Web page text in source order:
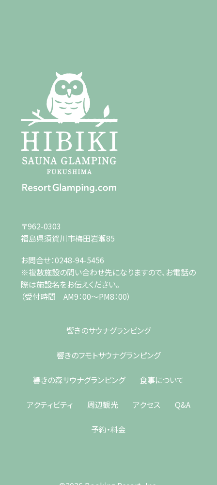
〒962-0303
福島県須賀川市梅田岩瀬85
お問合せ：0248-94-5456
※複数施設の問い合わせ先になりますので、お電話の
際は施設名をお伝えください。
（受付時間 AM9：00～PM8：00）
響きのサウナグランピング
響きのフモトサウナグランピング
響きの森サウナグランピング 食事について
アクティビティ 周辺観光 アクセス Q&A
予約・料金